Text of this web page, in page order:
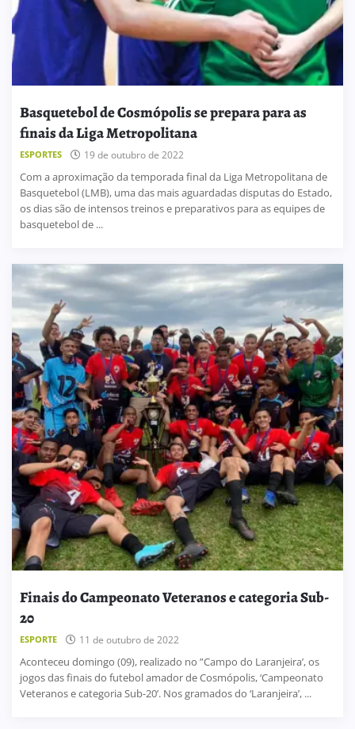
Basquetebol de Cosmópolis se prepara para as
finais da Liga Metropolitana
ESPORTES 19 de outubro de 2022
Com a aproximação da temporada final da Liga Metropolitana de
Basquetebol (LMB), uma das mais aguardadas disputas do Estado,
os dias são de intensos treinos e preparativos para as equipes de
basquetebol de ...
Finais do Campeonato Veteranos e categoria Sub-
20
ESPORTE 11 de outubro de 2022
Aconteceu domingo (09), realizado no ”Campo do Laranjeira’, os
jogos das finais do futebol amador de Cosmópolis, ‘Campeonato
Veteranos e categoria Sub-20’. Nos gramados do ‘Laranjeira’, ...